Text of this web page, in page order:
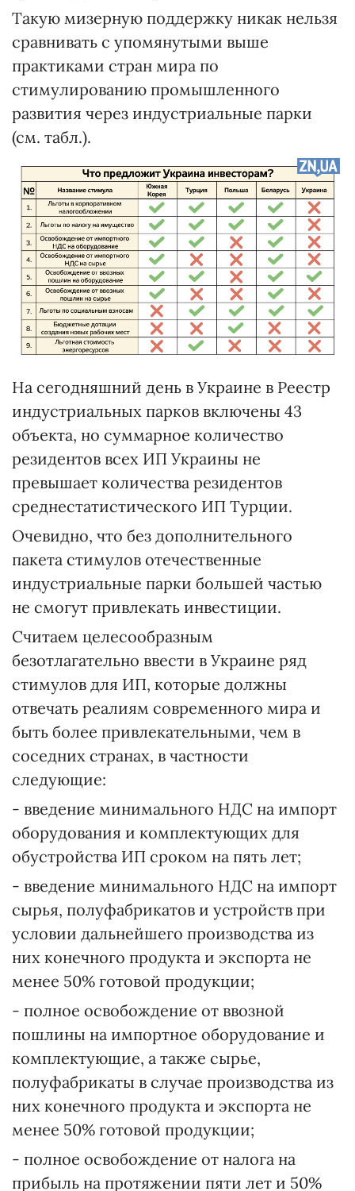
Такую мизерную поддержку никак нельзя
сравнивать с упомянутыми выше
практиками стран мира по
стимулированию промышленного
развития через индустриальные парки
(см. табл.).
На сегодняшний день в Украине в Реестр
индустриальных парков включены 43
объекта, но суммарное количество
резидентов всех ИП Украины не
превышает количества резидентов
среднестатистического ИП Турции.
Очевидно, что без дополнительного
пакета стимулов отечественные
индустриальные парки большей частью
не смогут привлекать инвестиции.
Считаем целесообразным
безотлагательно ввести в Украине ряд
стимулов для ИП, которые должны
отвечать реалиям современного мира и
быть более привлекательными, чем в
соседних странах, в частности
следующие:
- введение минимального НДС на импорт
оборудования и комплектующих для
обустройства ИП сроком на пять лет;
- введение минимального НДС на импорт
сырья, полуфабрикатов и устройств при
условии дальнейшего производства из
них конечного продукта и экспорта не
менее 50% готовой продукции;
- полное освобождение от ввозной
пошлины на импортное оборудование и
комплектующие, а также сырье,
полуфабрикаты в случае производства из
них конечного продукта и экспорта не
менее 50% готовой продукции;
- полное освобождение от налога на
прибыль на протяжении пяти лет и 50%